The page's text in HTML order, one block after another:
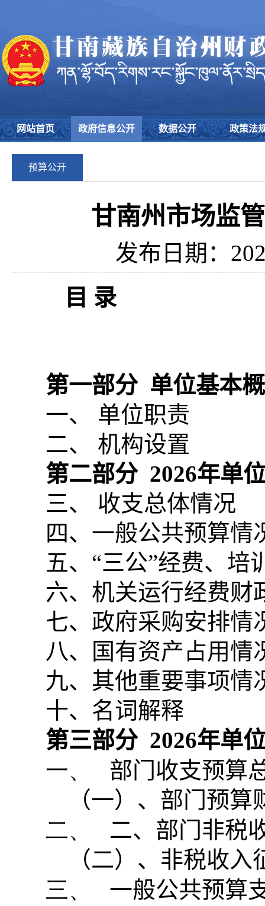
网站首页 政府信息公开 数据公开 政策法
预算公开
甘南州市场监
发布日期：
目 录
第一部分 单位基本
一、 单位职责
二、 机构设置
第二部分 2026年单
三、 收支总体情况
四、一般公共预算情
五、“三公”经费、培
六、机关运行经费财
七、政府采购安排情
八、国有资产占用情
九、其他重要事项情
十、名词解释
第三部分 2026年单
一、
部门收支预算
（一）、部门预
二、
二、部门非税
（二）、非税收入
三、
一般公共预算